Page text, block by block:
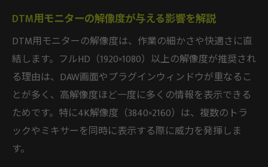
作業効率と快適さを両立するDTMモニター
導入
DTM用モニターの解像度が与える影響を解説
DTM用モニターの解像度は、作業の細かさや快適さに直
結します。フルHD（1920×1080）以上の解像度が推奨され
る理由は、DAW画面やプラグインウィンドウが重なるこ
とが多く、高解像度ほど一度に多くの情報を表示できる
ためです。特に4K解像度（3840×2160）は、複数のトラ
ックやミキサーを同時に表示する際に威力を発揮しま
す。